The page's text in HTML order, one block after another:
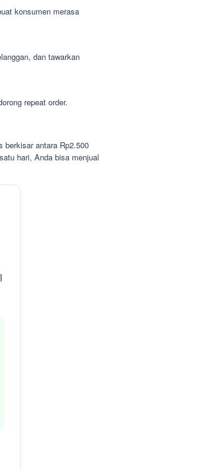
konsumen merasa
dan tawarkan
repeat order.
berkisar antara Rp2.500
hari, Anda bisa menjual